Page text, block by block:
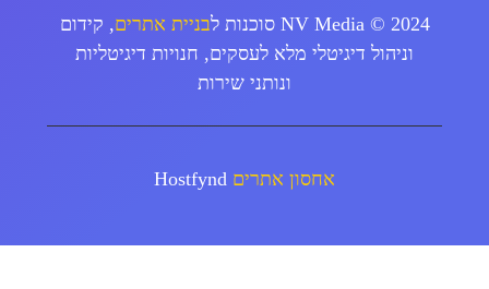
2024 © NV Media סוכנות ל בניית אתרים, קידום
וניהול דיגיטלי מלא לעסקים, חנויות דיגיטליות
ונותני שירות
אחסון אתריםHostfynd